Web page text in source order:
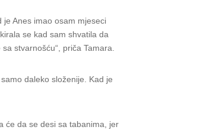
je Anes imao osam mjeseci
se kad sam shvatila da
stvarnošću“, priča Tamara.
daleko složenije. Kad je
će da se desi sa tabanima, jer